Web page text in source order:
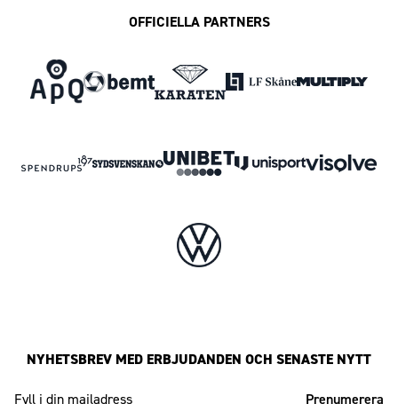
OFFICIELLA PARTNERS
NYHETSBREV MED ERBJUDANDEN OCH SENASTE NYTT